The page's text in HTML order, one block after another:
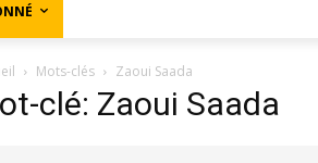
Mots-clés Zaoui Saada
clé: Zaoui Saada